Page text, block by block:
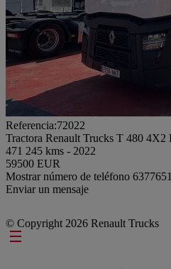
Referencia:72022
Tractora Renault Trucks T 480 4X2
471 245 kms - 2022
59500 EUR
Mostrar número de teléfono
Enviar un mensaje
© Copyright 2026 Renault Trucks
Footer